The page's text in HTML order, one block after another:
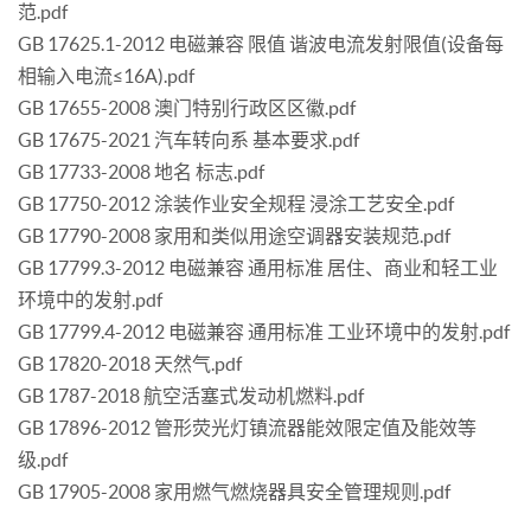
范.pdf
GB 17625.1-2012 电磁兼容 限值 谐波电流发射限值(设备每
相输入电流≤16A).pdf
GB 17655-2008 澳门特别行政区区徽.pdf
GB 17675-2021 汽车转向系 基本要求.pdf
GB 17733-2008 地名 标志.pdf
GB 17750-2012 涂装作业安全规程 浸涂工艺安全.pdf
GB 17790-2008 家用和类似用途空调器安装规范.pdf
GB 17799.3-2012 电磁兼容 通用标准 居住、商业和轻工业
环境中的发射.pdf
GB 17799.4-2012 电磁兼容 通用标准 工业环境中的发射.pdf
GB 17820-2018 天然气.pdf
GB 1787-2018 航空活塞式发动机燃料.pdf
GB 17896-2012 管形荧光灯镇流器能效限定值及能效等
级.pdf
GB 17905-2008 家用燃气燃烧器具安全管理规则.pdf